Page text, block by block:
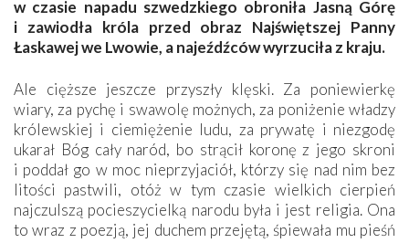
w czasie napadu szwedzkiego obroniła Jasną Górę
i zawiodła króla przed obraz Najświętszej Panny
Łaskawej we Lwowie, a najeźdźców wyrzuciła z kraju.
Ale cięższe jeszcze przyszły klęski. Za poniewierkę
wiary, za pychę i swawolę możnych, za poniżenie władzy
królewskiej i ciemiężenie ludu, za prywatę i niezgodę
ukarał Bóg cały naród, bo strącił koronę z jego skroni
i poddał go w moc nieprzyjaciół, którzy się nad nim bez
litości pastwili, otóż w tym czasie wielkich cierpień
najczulszą pocieszycielką narodu była i jest religia. Ona
to wraz z poezją, jej duchem przejętą, śpiewała mu pieśń